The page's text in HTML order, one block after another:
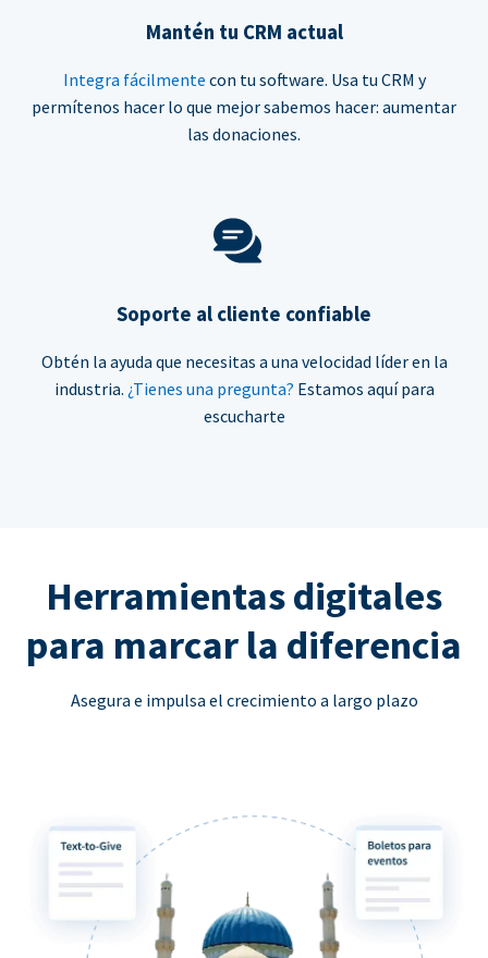
Mantén tu CRM actual
Integra fácilmente con tu software. Usa tu CRM y
permítenos hacer lo que mejor sabemos hacer: aumentar
las donaciones.
Soporte al cliente confiable
Obtén la ayuda que necesitas a una velocidad líder en la
industria. ¿Tienes una pregunta? Estamos aquí para
escucharte
Herramientas digitales
para marcar la diferencia
Asegura e impulsa el crecimiento a largo plazo